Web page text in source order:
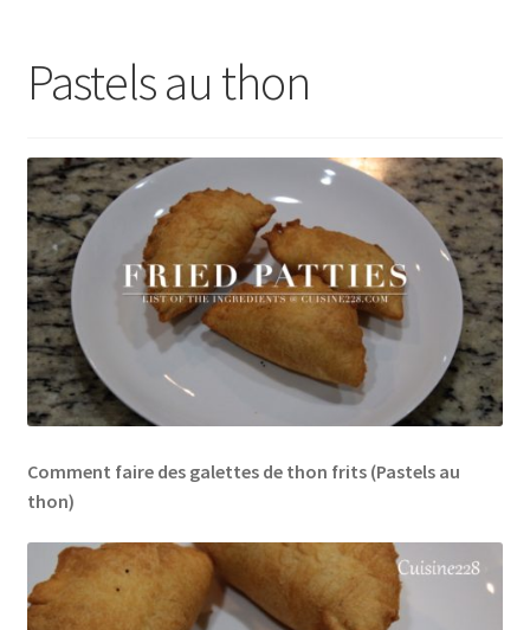
Pastels au thon
Comment faire des galettes de thon frits (Pastels au
thon)